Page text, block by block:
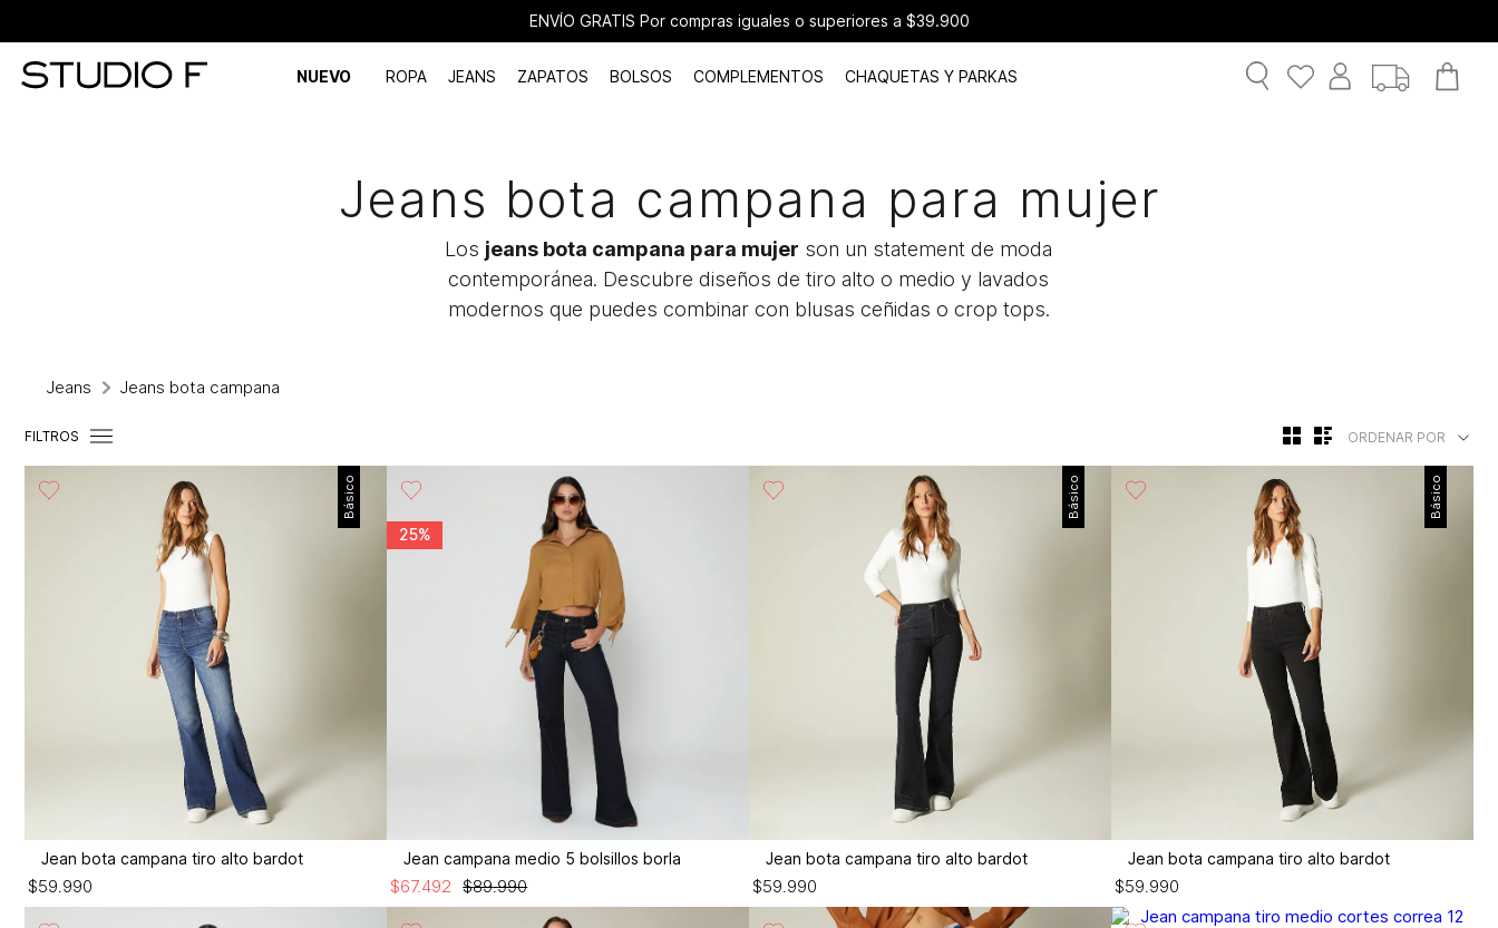
ENVÍO GRATIS Por compras iguales o superiores a $39.900
NUEVO ROPA JEANS ZAPATOS BOLSOS COMPLEMENTOS CHAQUETAS Y PARKAS
Jeans bota campana para mujer
Los jeans bota campana para mujer son un statement de moda
contemporánea. Descubre diseños de tiro alto o medio y lavados
modernos que puedes combinar con blusas ceñidas o crop tops.
Jeans Jeans bota campana
FILTROS ORDENAR POR
Básico
Jean bota campana tiro alto bardot
$59.990
25%
Jean campana medio 5 bolsillos borla
$89.990
$67.492
Básico
Jean bota campana tiro alto bardot
$59.990
Básico
Jean bota campana tiro alto bardot
$59.990